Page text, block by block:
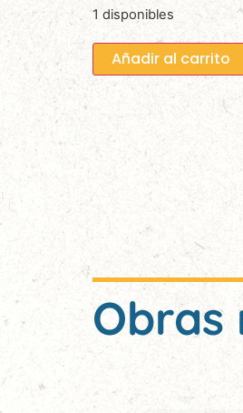
1 disponibles
Añadir al carrito
Obras